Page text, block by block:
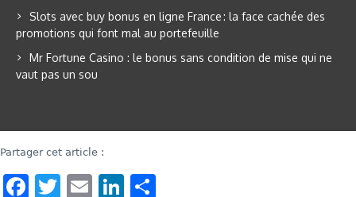
Slots avec buy bonus en ligne France : la face cachée des
promotions qui font mal au portefeuille
Mr Fortune Casino : le bonus sans condition de mise qui ne
vaut pas un sou
Partager cet article :
Facebook
Twitter
EmailLinkedIn